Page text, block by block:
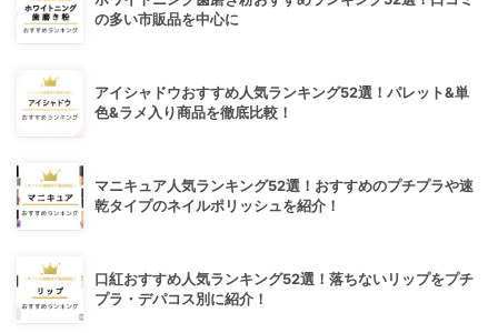
の多い市販品を中心に
アイシャドウおすすめ人気ランキング52選！パレット&単
色&ラメ入り商品を徹底比較！
マニキュア人気ランキング52選！おすすめのプチプラや速
乾タイプのネイルポリッシュを紹介！
口紅おすすめ人気ランキング52選！落ちないリップをプチ
プラ・デパコス別に紹介！